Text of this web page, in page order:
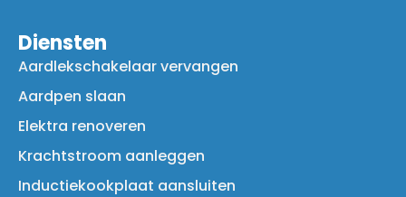
Diensten
Aardlekschakelaar vervangen
Aardpen slaan
Elektra renoveren
Krachtstroom aanleggen
Inductiekookplaat aansluiten